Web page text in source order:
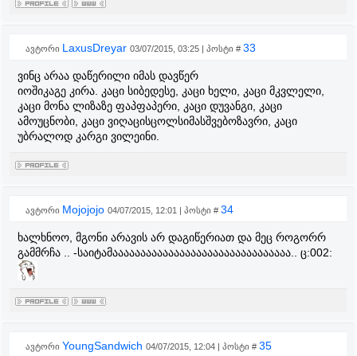
ავტორი LaxusDreyar 03/07/2015, 03:25 | პოსტი # 33
ვინც არაა დაწერილი იმას დავწერ
იოშიკაგე კირა. კაცი სიბედესე, კაცი ხელი, კაცი მკვლელი,
კაცი მონა ლიზაზე ფაპფაპერი, კაცი დუვანგი, კაცი
ამოუცნობი, კაცი ვიღაცისცოლსიმასშვებოზავრი, კაცი
უბრალოდ კარგი ვილეინი.
ავტორი Mojojojo 04/07/2015, 12:01 | პოსტი # 34
ხალხნოო, მგონი არავის არ დაგიწერიათ და მეც როგორრ
გამმრჩა .. -საიტამაააააააააააააააააააააააააააააააა.. ც:002:
ავტორი YoungSandwich 04/07/2015, 12:04 | პოსტი # 35